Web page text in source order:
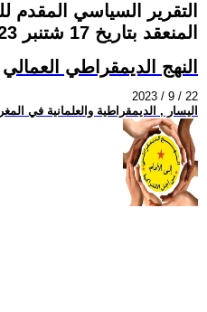
التقرير السياسي
المنعقد بتاريخ 17 شتنبر 2023
النهج الديمقراطي العمالي
2023 / 9 / 22
اليسار , الديمقراطية والعلمانية في